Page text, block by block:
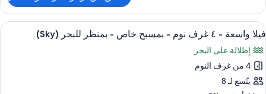
/
6
pax)
غرفة
ملكية
-
غرف
نوم
(Paradise
Pool
استعراض
جميع
صور
فيلا
واسعة
أغطية فراش متميزة وألحفة محشوة
1
فيلا واسعة - ٤ غرف نوم - بمسبح خاص - بمنظر للبحر (Sky)
إطلالة على البحر
4 من غرف النوم
يتّسع لـ 8